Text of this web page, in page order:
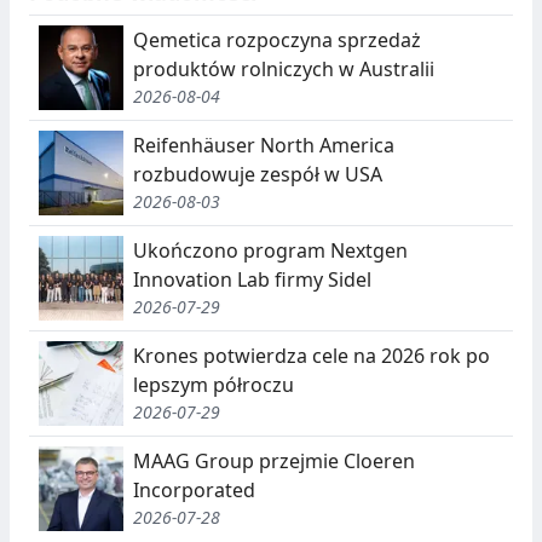
E
,
S
E
G
R
E
G
A
C
J
A
,
C
J
A
Qemetica rozpoczyna sprzedaż
produktów rolniczych w Australii
2026-08-04
Reifenhäuser North America
rozbudowuje zespół w USA
2026-08-03
Ukończono program Nextgen
Innovation Lab firmy Sidel
2026-07-29
Krones potwierdza cele na 2026 rok po
lepszym półroczu
2026-07-29
MAAG Group przejmie Cloeren
Incorporated
2026-07-28